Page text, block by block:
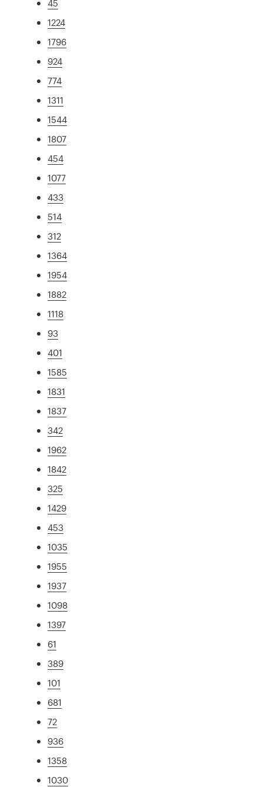
45
1224
1796
924
774
1311
1544
1807
454
1077
433
514
312
1364
1954
1882
1118
93
401
1585
1831
1837
342
1962
1842
325
1429
453
1035
1955
1937
1098
1397
61
389
101
681
72
936
1358
1030